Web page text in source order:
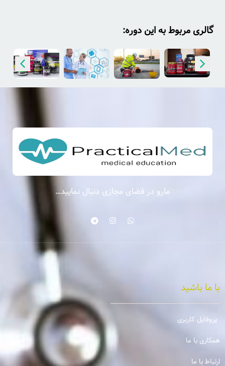
گالری مربوط به این دوره:
مارو در فضای مجازی دنبال نمایید…
با ما باشید
پروفایل کاربری
همکاری با ما
ارتباط با ما